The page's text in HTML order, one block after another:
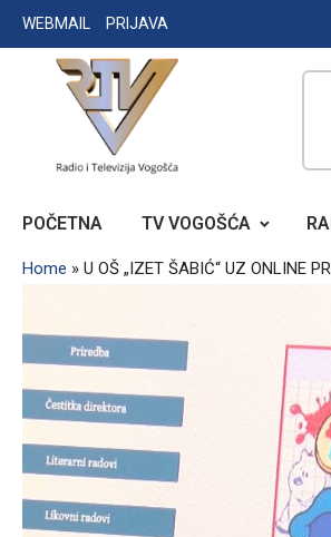
Skip
to
WEBMAIL PRIJAVA
RADIO TELEVIZIJA VOGOŠĆA
POČETNA TV VOGOŠĆA
Home » U OŠ „IZET ŠABIĆ“ UZ ONLINE